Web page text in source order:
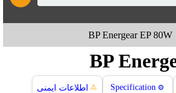
BP Energear EP 80W
BP
⚙️
Specification
⚠️ اطلاعات ایمنی